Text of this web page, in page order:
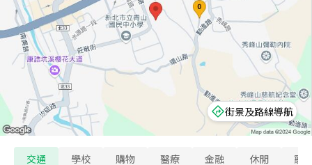
街景及路線導航
交通 學校 購物 醫療 金融 休閒 寵